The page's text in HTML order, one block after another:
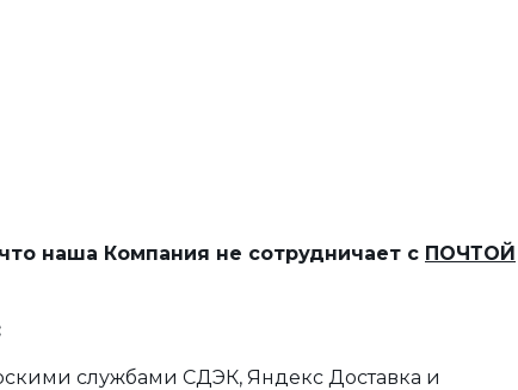
наша Компания не сотрудничает с ПОЧТОЙ
службами СДЭК, Яндекс Доставка и